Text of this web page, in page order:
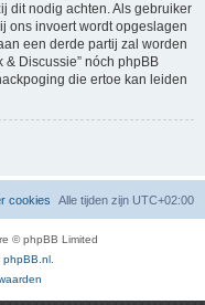
dit nodig achten. Als gebruiker
ons invoert wordt opgeslagen
een derde partij zal worden
& Discussie” nóch phpBB
die ertoe kan leiden
Alle tijden zijn UTC+02:00
cookies
© phpBB Limited
phpBB.nl